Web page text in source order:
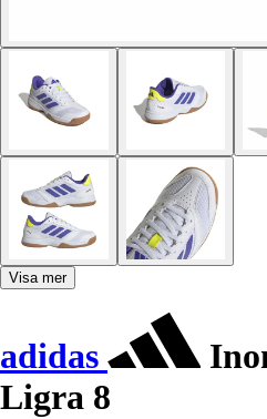
Visa mer
adidas
Ligra 8